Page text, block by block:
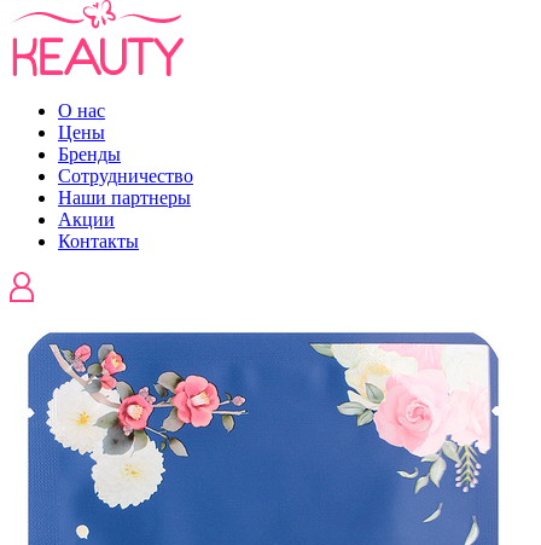
О нас
Цены
Бренды
Сотрудничество
Наши партнеры
Акции
Контакты